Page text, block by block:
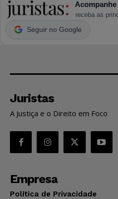
receba as
Seguir no Google
Juristas
A Justiça e o Direito em Foco
Empresa
Política de Privacidade